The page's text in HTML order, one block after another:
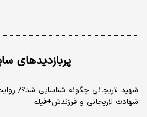
پربازدیدهای
شهید لاریجانی چگونه شناسایی شد؟/
شهادت لاریجانی و فرزندش+فیلم